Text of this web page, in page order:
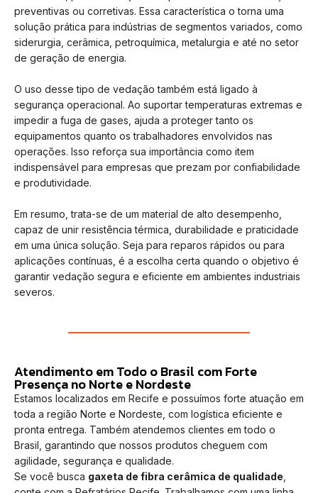
preventivas ou corretivas. Essa característica o torna uma
solução prática para indústrias de segmentos variados, como
siderurgia, cerâmica, petroquímica, metalurgia e até no setor
de geração de energia.
O uso desse tipo de vedação também está ligado à
segurança operacional. Ao suportar temperaturas extremas e
impedir a fuga de gases, ajuda a proteger tanto os
equipamentos quanto os trabalhadores envolvidos nas
operações. Isso reforça sua importância como item
indispensável para empresas que prezam por confiabilidade
e produtividade.
Em resumo, trata-se de um material de alto desempenho,
capaz de unir resistência térmica, durabilidade e praticidade
em uma única solução. Seja para reparos rápidos ou para
aplicações contínuas, é a escolha certa quando o objetivo é
garantir vedação segura e eficiente em ambientes industriais
severos.
Atendimento em Todo o Brasil com Forte
Presença no Norte e Nordeste
Estamos localizados em Recife e possuímos forte atuação em
toda a região Norte e Nordeste, com logística eficiente e
pronta entrega. Também atendemos clientes em todo o
Brasil, garantindo que nossos produtos cheguem com
agilidade, segurança e qualidade.
Se você busca gaxeta de fibra cerâmica de qualidade